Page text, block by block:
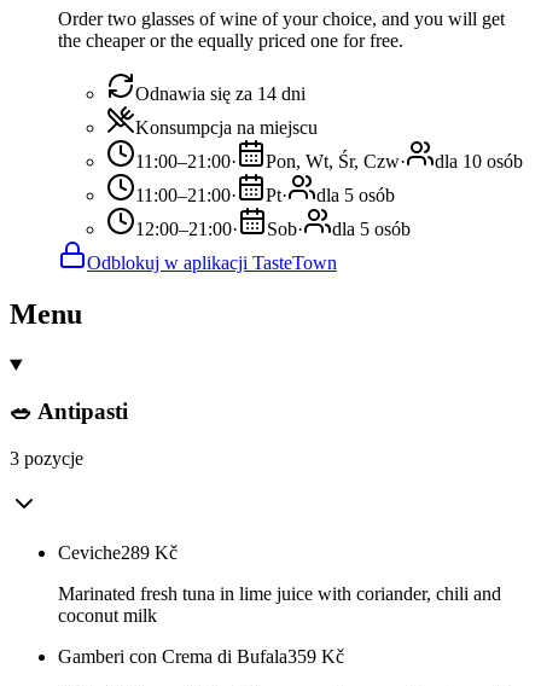
Order two glasses of wine of your choice, and you will get
the cheaper or the equally priced one for free.
Odnawia się za 14 dni
Konsumpcja na miejscu
11:00–21:00· Pon, Wt, Śr, Czw·
dla 10 osób
11:00–21:00· Pt·
dla 5 osób
12:00–21:00· Sob·
dla 5 osób
Odblokuj w aplikacji TasteTown
Menu
🥗 Antipasti
3 pozycje
Ceviche289 Kč
Marinated fresh tuna in lime juice with coriander, chili and
coconut milk
Gamberi con Crema di Bufala359 Kč